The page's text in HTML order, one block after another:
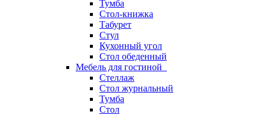
Тумба
Стол-книжка
Табурет
Стул
Кухонный угол
Стол обеденный
Мебель для гостиной
Стеллаж
Стол журнальный
Тумба
Стол